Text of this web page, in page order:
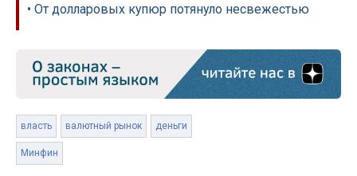
• От долларовых купюр потянуло несвежестью
власть валютный рынок деньги
Минфин